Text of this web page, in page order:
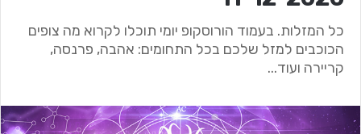
כל המזלות. בעמוד הורוסקופ יומי תוכלו לקרוא מה צופים
הכוכבים למזל שלכם בכל התחומים: אהבה, פרנסה,
קריירה ועוד...